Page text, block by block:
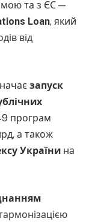
та з ЄС —
Loan, який
від
запуск
програм
а також
України на